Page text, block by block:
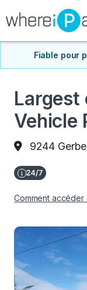
Fiable pour
Largest
9244
Comment accéder